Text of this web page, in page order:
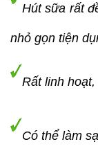
Hút sữa rất
nhỏ gọn tiện
Rất linh
Có thể làm